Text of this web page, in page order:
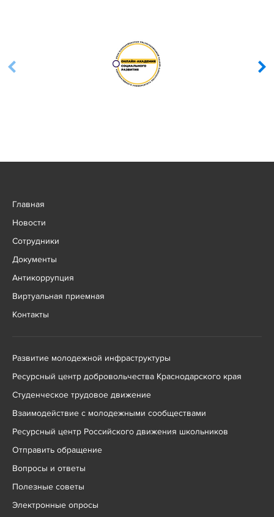
Главная
Новости
Сотрудники
Документы
Антикоррупция
Виртуальная приемная
Контакты
Развитие молодежной инфраструктуры
Ресурсный центр добровольчества Краснодарского края
Студенческое трудовое движение
Взаимодействие с молодежными сообществами
Ресурсный центр Российского движения школьников
Отправить обращение
Вопросы и ответы
Полезные советы
Электронные опросы